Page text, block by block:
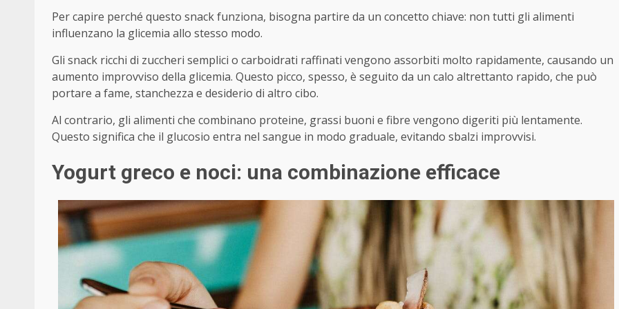
Per capire perché questo snack funziona, bisogna partire da un concetto chiave: non tutti gli alimenti
influenzano la glicemia allo stesso modo.
Gli snack ricchi di zuccheri semplici o carboidrati raffinati vengono assorbiti molto rapidamente, causando un
aumento improvviso della glicemia. Questo picco, spesso, è seguito da un calo altrettanto rapido, che può
portare a fame, stanchezza e desiderio di altro cibo.
Al contrario, gli alimenti che combinano proteine, grassi buoni e fibre vengono digeriti più lentamente.
Questo significa che il glucosio entra nel sangue in modo graduale, evitando sbalzi improvvisi.
Yogurt greco e noci: una combinazione efficace